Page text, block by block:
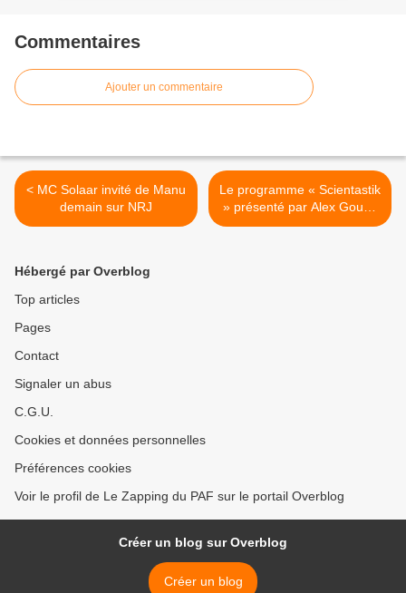
Commentaires
Ajouter un commentaire
< MC Solaar invité de Manu
demain sur NRJ
Le programme « Scientastik
» présenté par Alex Goude
débarque le 16 septembre
Hébergé par Overblog
Top articles
Pages
Contact
Signaler un abus
C.G.U.
Cookies et données personnelles
Préférences cookies
Voir le profil de Le Zapping du PAF sur le portail Overblog
Créer un blog sur Overblog
Créer un blog